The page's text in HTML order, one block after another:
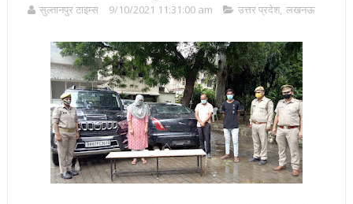
सुल्तानपुर टाइम्स 9/10/2021 11:31:00 am उत्तर प्रदेश, लखनऊ